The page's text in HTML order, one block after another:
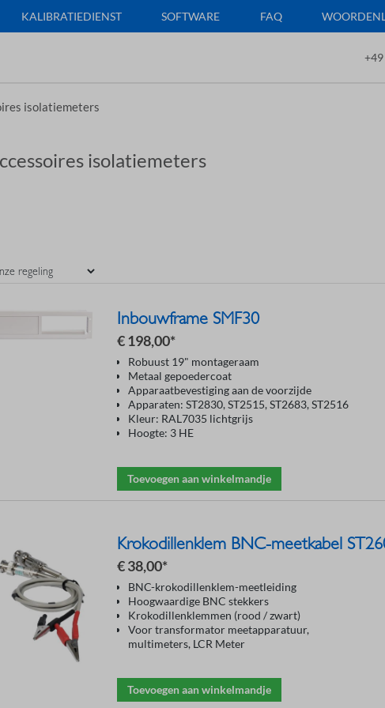
KALIBRATIEDIENST SOFTWARE FAQ
isolatiemeters
isolatiemeters
Inbouwframe SMF30
€ 198,00*
Robuust 19" montageraam
Metaal gepoedercoat
Apparaatbevestiging aan de voorzijde
Apparaten: ST2830, ST2515, ST2683, ST2516
Kleur: RAL7035 lichtgrijs
Hoogte: 3 HE
Toevoegen aan winkelmandje
Krokodillenklem BNC-meetkabel
€ 38,00*
BNC-krokodillenklem-meetleiding
Hoogwaardige BNC stekkers
Krokodillenklemmen (rood / zwart)
Voor transformator meetapparatuur,
multimeters, LCR Meter
Toevoegen aan winkelmandje